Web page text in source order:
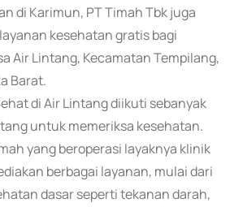
di Karimun, PT Timah Tbk juga
kesehatan gratis bagi
Air Lintang, Kecamatan Tempilang,
Barat.
di Air Lintang diikuti sebanyak
untuk memeriksa kesehatan.
yang beroperasi layaknya klinik
berbagai layanan, mulai dari
dasar seperti tekanan darah,